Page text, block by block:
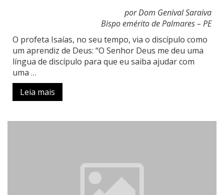
por Dom Genival Saraiva
Bispo emérito de Palmares – PE
O profeta Isaías, no seu tempo, via o discípulo como
um aprendiz de Deus: “O Senhor Deus me deu uma
língua de discípulo para que eu saiba ajudar com
uma …
Leia mais